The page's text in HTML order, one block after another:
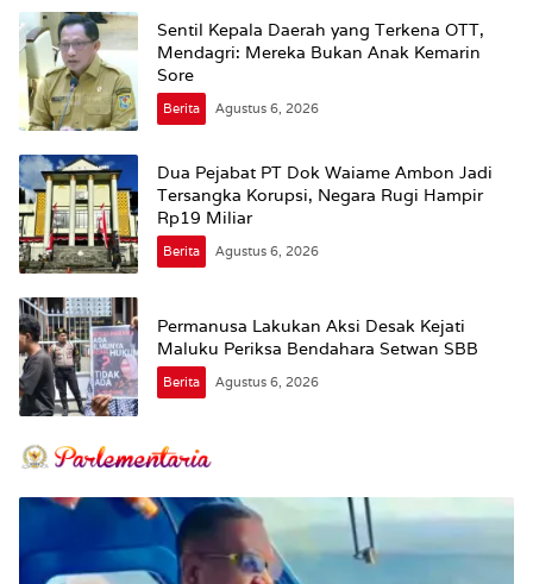
Sentil Kepala Daerah yang Terkena OTT,
Mendagri: Mereka Bukan Anak Kemarin
Sore
Berita Agustus 6, 2026
Dua Pejabat PT Dok Waiame Ambon Jadi
Tersangka Korupsi, Negara Rugi Hampir
Rp19 Miliar
Berita Agustus 6, 2026
Permanusa Lakukan Aksi Desak Kejati
Maluku Periksa Bendahara Setwan SBB
Berita Agustus 6, 2026